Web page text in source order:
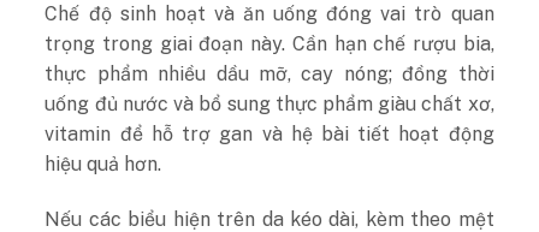
Chế độ sinh hoạt và ăn uống đóng vai trò quan
trọng trong giai đoạn này. Cần hạn chế rượu bia,
thực phẩm nhiều dầu mỡ, cay nóng; đồng thời
uống đủ nước và bổ sung thực phẩm giàu chất xơ,
vitamin để hỗ trợ gan và hệ bài tiết hoạt động
hiệu quả hơn.
Nếu các biểu hiện trên da kéo dài, kèm theo mệt